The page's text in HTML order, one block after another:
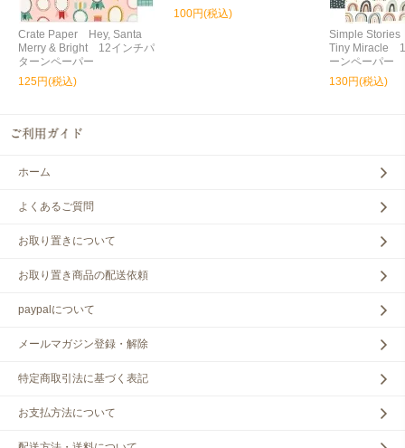
Crate Paper Hey, Santa
Merry & Bright 12インチパ
ターンペーパー
125円(税込)
100円(税込)
Simple
Tiny Miracle
ーンペーパー
130円(税込)
ホーム
よくあるご質問
お取り置きについて
お取り置き商品の配送依頼
paypalについて
メールマガジン登録・解除
特定商取引法に基づく表記
お支払方法について